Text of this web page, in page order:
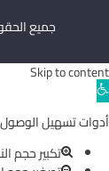
جميع
Skip to content
Open
toolbar
أدوات تسهيل الوصول
تكبير حجم